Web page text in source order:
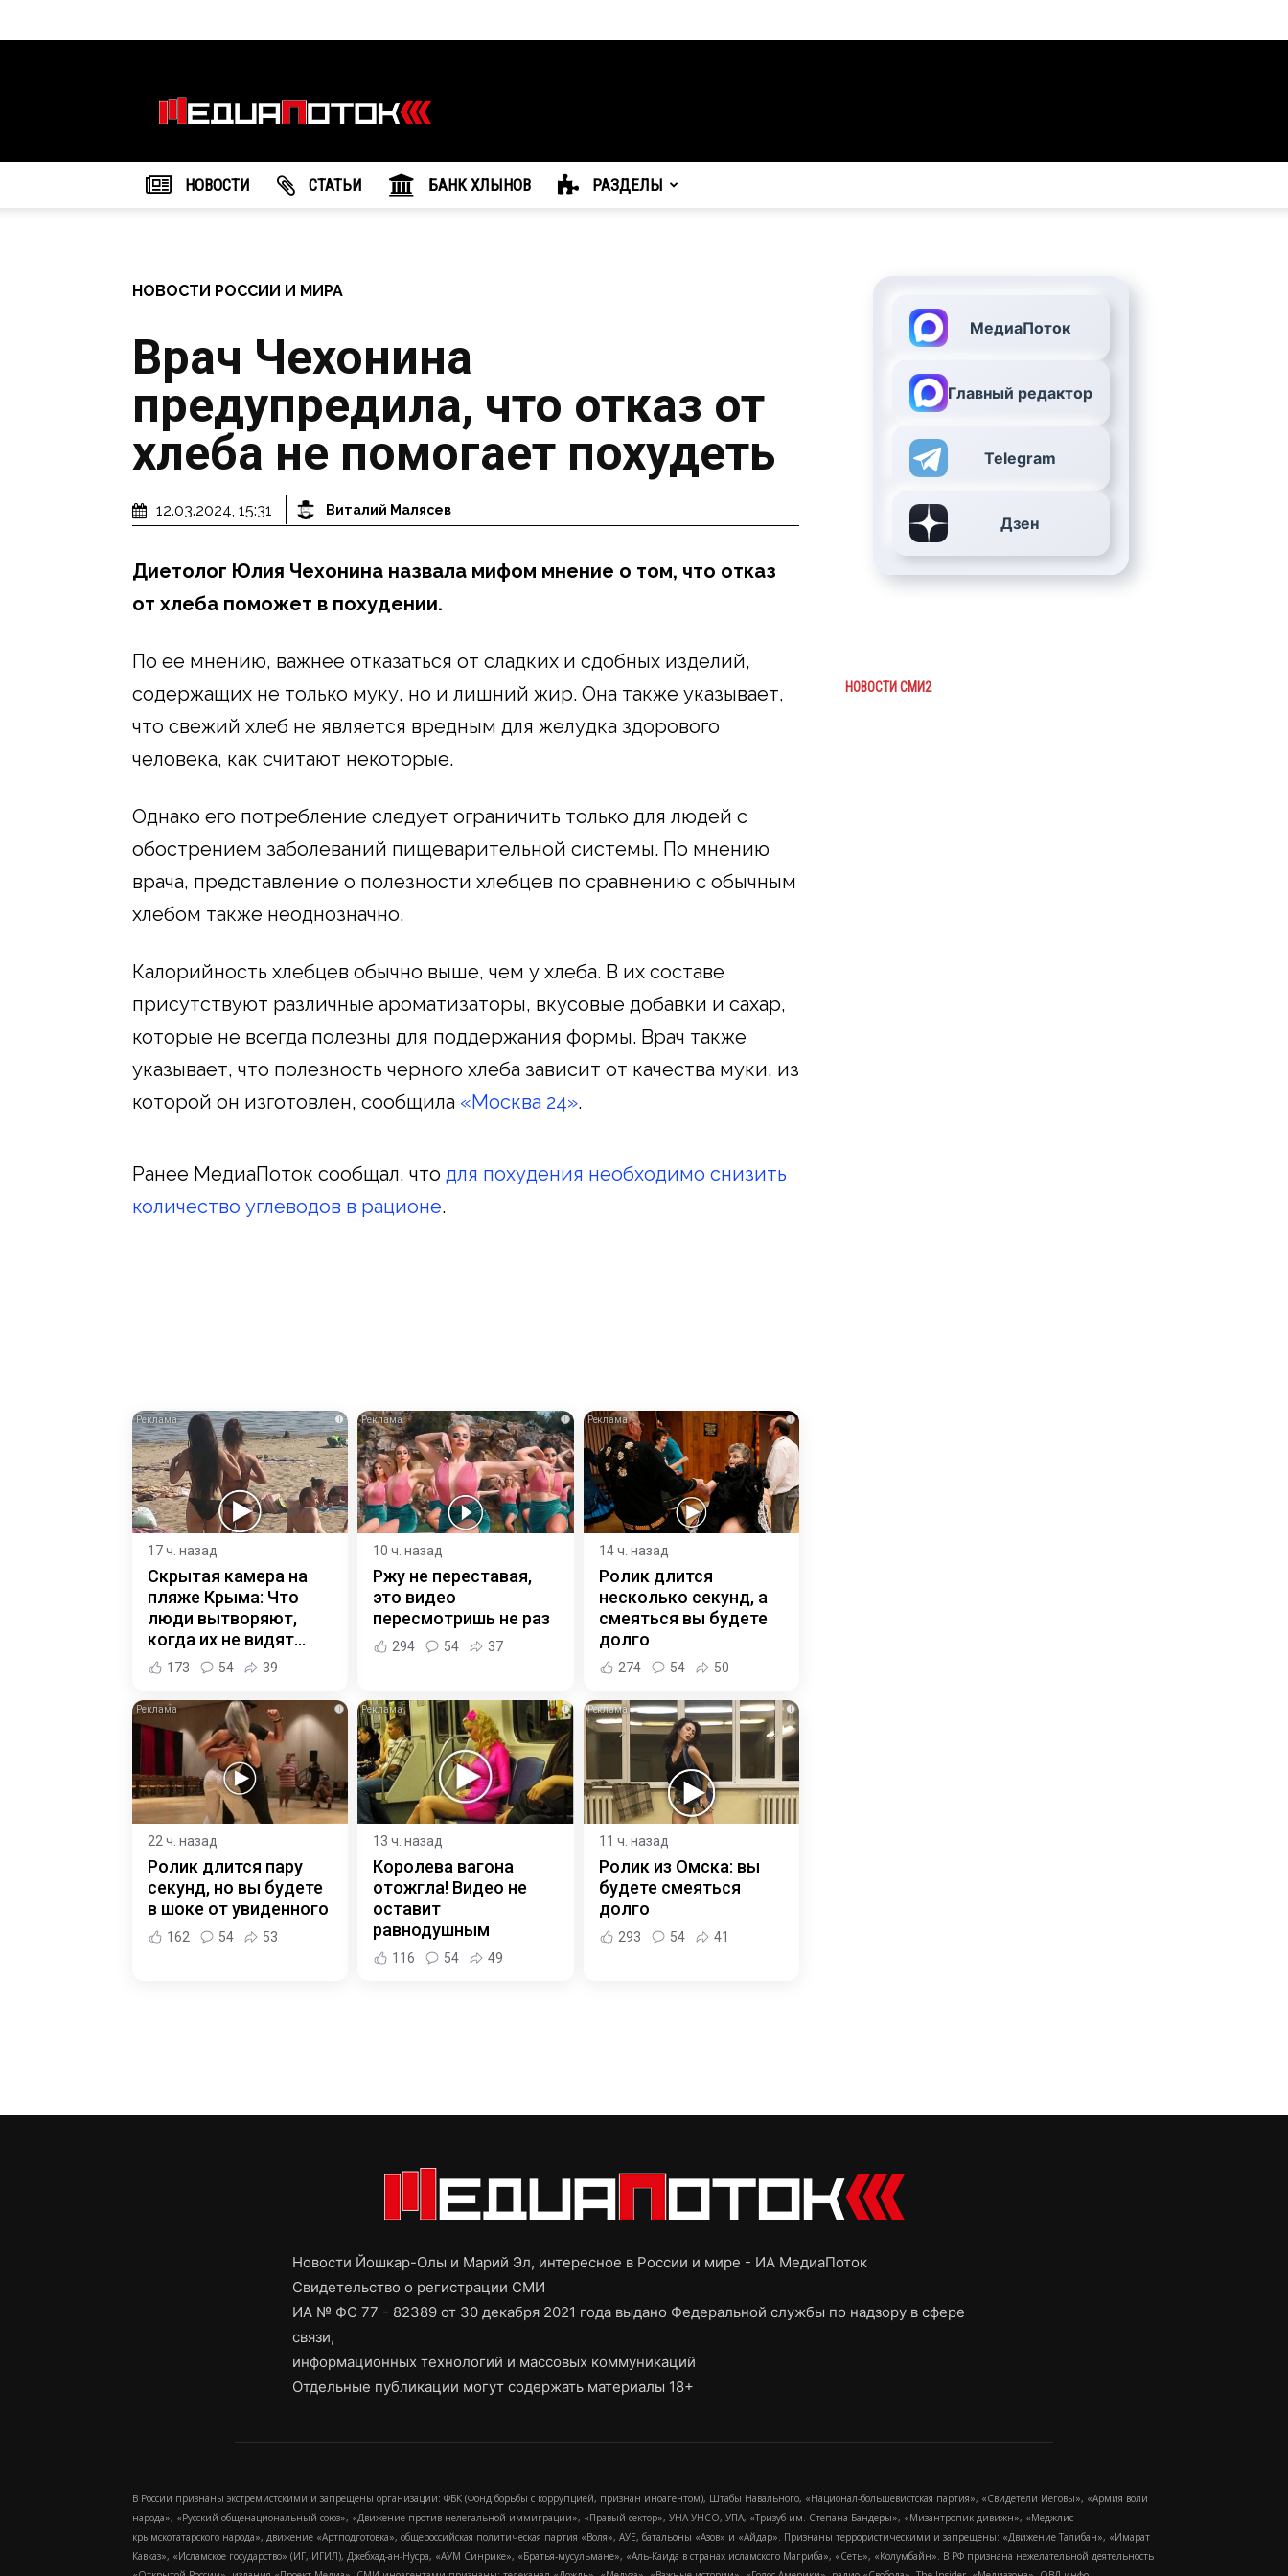
агентство
"МедиаПоток"
НОВОСТИ CТАТЬИ БАНК ХЛЫНОВ РАЗДЕЛЫ
НОВОСТИ РОССИИ И МИРА
Врач Чехонина
предупредила, что отказ от
хлеба не помогает похудеть
12.03.2024, 15:31 Виталий Малясев
Диетолог Юлия Чехонина назвала мифом мнение о том, что отказ
от хлеба поможет в похудении.
По ее мнению, важнее отказаться от сладких и сдобных изделий,
содержащих не только муку, но и лишний жир. Она также указывает,
что свежий хлеб не является вредным для желудка здорового
человека, как считают некоторые.
Однако его потребление следует ограничить только для людей с
обострением заболеваний пищеварительной системы. По мнению
врача, представление о полезности хлебцев по сравнению с обычным
хлебом также неоднозначно.
Калорийность хлебцев обычно выше, чем у хлеба. В их составе
присутствуют различные ароматизаторы, вкусовые добавки и сахар,
которые не всегда полезны для поддержания формы. Врач также
указывает, что полезность черного хлеба зависит от качества муки, из
которой он изготовлен, сообщила «Москва 24».
Ранее МедиаПоток сообщал, что для похудения необходимо снизить
количество углеводов в рационе.
i
17 ч. назад
Скрытая камера на
пляже Крыма: Что
люди вытворяют,
когда их не видят...
173 54 39
i
10 ч. назад
Ржу не переставая,
это видео
пересмотришь не раз
294 54 37
i
14 ч. назад
Ролик длится
несколько секунд, а
смеяться вы будете
долго
274 54 50
i
22 ч. назад
Ролик длится пару
секунд, но вы будете
в шоке от увиденного
162 54 53
i
13 ч. назад
Королева вагона
отожгла! Видео не
оставит
равнодушным
116 54 49
i
11 ч. назад
Ролик из Омска: вы
будете смеяться
долго
293 54 41
МедиаПоток
Главный редактор
Telegram
Дзен
НОВОСТИ СМИ2
Новости Йошкар-Олы и Марий Эл, интересное в России и мире - ИА МедиаПоток
Свидетельство о регистрации СМИ
ИА № ФС 77 - 82389 от 30 декабря 2021 года выдано Федеральной службы по надзору в сфере
связи,
информационных технологий и массовых коммуникаций
Отдельные публикации могут содержать материалы 18+
В России признаны экстремистскими и запрещены организации: ФБК (Фонд борьбы с коррупцией, признан иноагентом), Штабы Навального, «Национал-большевистская партия», «Свидетели Иеговы», «Армия воли
народа», «Русский общенациональный союз», «Движение против нелегальной иммиграции», «Правый сектор», УНА-УНСО, УПА, «Тризуб им. Степана Бандеры», «Мизантропик дивижн», «Меджлис
крымскотатарского народа», движение «Артподготовка», общероссийская политическая партия «Воля», АУЕ, батальоны «Азов» и «Айдар». Признаны террористическими и запрещены: «Движение Талибан», «Имарат
Кавказ», «Исламское государство» (ИГ, ИГИЛ), Джебхад-ан-Нусра, «АУМ Синрике», «Братья-мусульмане», «Аль-Каида в странах исламского Магриба», «Сеть», «Колумбайн». В РФ признана нежелательной деятельность